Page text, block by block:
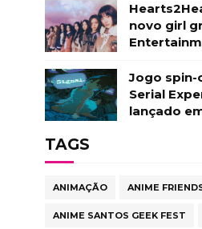
novo girl
Jogo
Serial
lançado
TAGS
ANIMAÇÃO ANIME
ANIME SANTOS GEEK FEST